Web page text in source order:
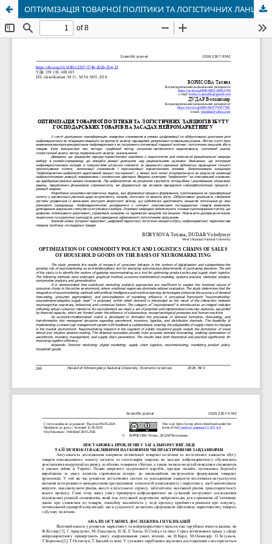
ОПТИМІЗАЦІЯ ТОВАРНОЇ ПОЛІТИКИ ТА ЛОГІСТИЧНИХ ЛАНЦЮГІВ ЗБУТУ ГОСПОДАРСЬКИХ ТОВАРІВ НА ЗАСАДАХ НЕЙРОМАРКЕТИНГУ